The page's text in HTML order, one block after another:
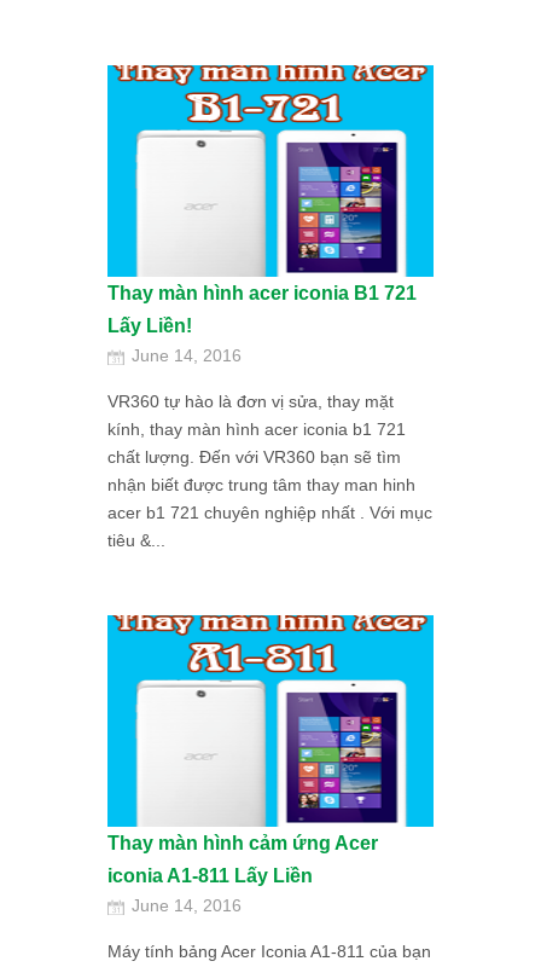
Thay màn hình acer iconia B1 721
Lấy Liền!
June 14, 2016
VR360 tự hào là đơn vị sửa, thay mặt
kính, thay màn hình acer iconia b1 721
chất lượng. Đến với VR360 bạn sẽ tìm
nhận biết được trung tâm thay man hinh
acer b1 721 chuyên nghiệp nhất . Với mục
tiêu &...
Thay màn hình cảm ứng Acer
iconia A1-811 Lấy Liền
June 14, 2016
Máy tính bảng Acer Iconia A1-811 của bạn